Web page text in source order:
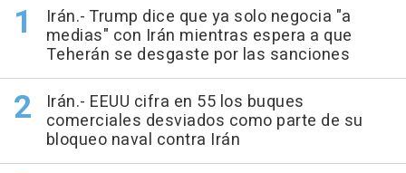
Irán.- Trump dice que ya solo negocia "a
medias" con Irán mientras espera a que
Teherán se desgaste por las sanciones
Irán.- EEUU cifra en 55 los buques
comerciales desviados como parte de su
bloqueo naval contra Irán